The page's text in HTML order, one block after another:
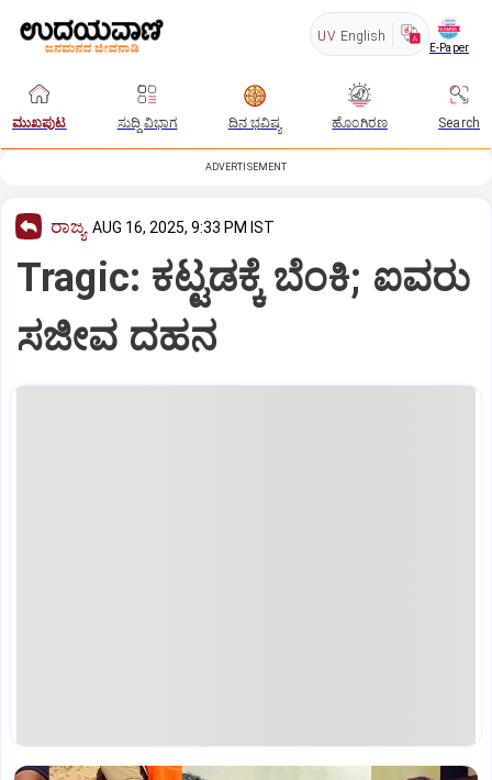
UV English
E-Paper
ಮುಖಪುಟ ಸುದ್ದಿ ವಿಭಾಗ ದಿನ ಭವಿಷ್ಯ ಹೊಂಗಿರಣ Search
ADVERTISEMENT
ರಾಜ್ಯ AUG 16, 2025, 9:33 PM IST
Tragic: ಕಟ್ಟಡಕ್ಕೆ ಬೆಂಕಿ; ಐವರು
ಸಜೀವ ದಹನ